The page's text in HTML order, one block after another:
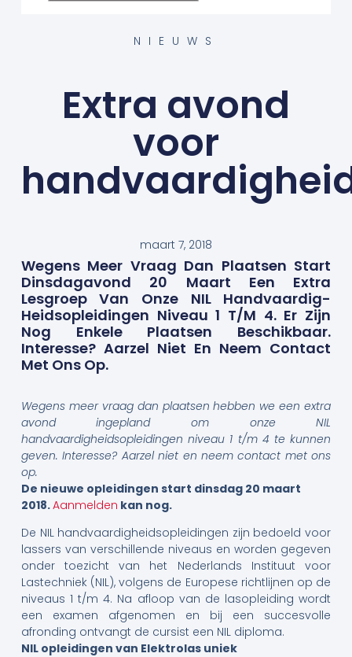
NIEUWS
Extra avond
voor
maart 7, 2018
Wegens Meer Vraag Dan Plaatsen Start
Dinsdagavond 20 Maart Een Extra
Lesgroep Van Onze NIL Handvaardig-
Heidsopleidingen Niveau 1 T/m 4. Er Zijn
Nog Enkele Plaatsen Beschikbaar.
Interesse? Aarzel Niet En Neem Contact
Met Ons Op.
Wegens meer vraag dan plaatsen hebben we een extra
avond ingepland om onze NIL
handvaardigheidsopleidingen niveau 1 t/m 4 te kunnen
geven. Interesse? Aarzel niet en neem contact met ons
op.
De nieuwe opleidingen start dinsdag 20 maart
2018.Aanmelden kan nog.
De NIL handvaardigheidsopleidingen zijn bedoeld voor
lassers van verschillende niveaus en worden gegeven
onder toezicht van het Nederlands Instituut voor
Lastechniek (NIL), volgens de Europese richtlijnen op de
niveaus 1 t/m 4. Na afloop van de lasopleiding wordt
een examen afgenomen en bij een succesvolle
afronding ontvangt de cursist een NIL diploma.
NIL opleidingen van Elektrolas uniek